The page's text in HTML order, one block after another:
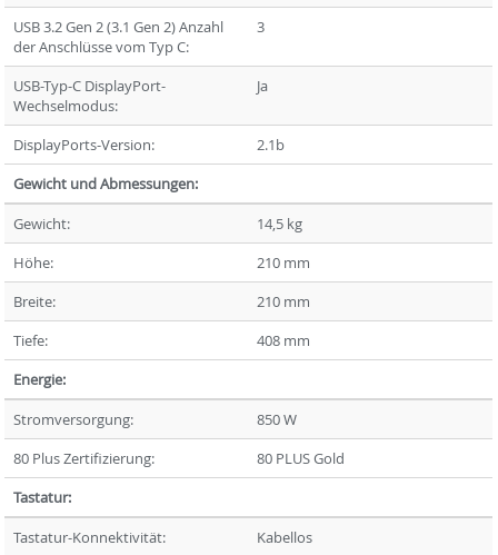
USB 3.2 Gen 2 (3.1 Gen 2) Anzahl
der Anschlüsse vom Typ C:
3
USB-Typ-C DisplayPort-
Wechselmodus:
Ja
DisplayPorts-Version:
2.1b
Gewicht und Abmessungen:
Gewicht:
14,5 kg
Höhe:
210 mm
Breite:
210 mm
Tiefe:
408 mm
Energie:
Stromversorgung:
850 W
80 Plus Zertifizierung:
80 PLUS Gold
Tastatur:
Tastatur-Konnektivität:
Kabellos